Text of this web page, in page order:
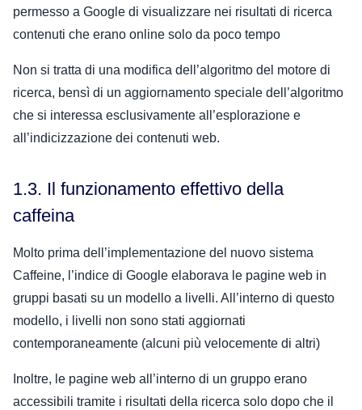
permesso a Google di visualizzare nei risultati di ricerca
contenuti che erano online solo da poco tempo
Non si tratta di una modifica dell’algoritmo del motore di
ricerca, bensì di un aggiornamento speciale dell’algoritmo
che si interessa esclusivamente all’esplorazione e
all’indicizzazione dei contenuti web.
1.3. Il funzionamento effettivo della
caffeina
Molto prima dell’implementazione del nuovo sistema
Caffeine, l’indice di Google elaborava le pagine web in
gruppi basati su un modello a livelli. All’interno di questo
modello, i livelli non sono stati aggiornati
contemporaneamente (alcuni più velocemente di altri)
Inoltre, le pagine web all’interno di un gruppo erano
accessibili tramite i risultati della ricerca solo dopo che il